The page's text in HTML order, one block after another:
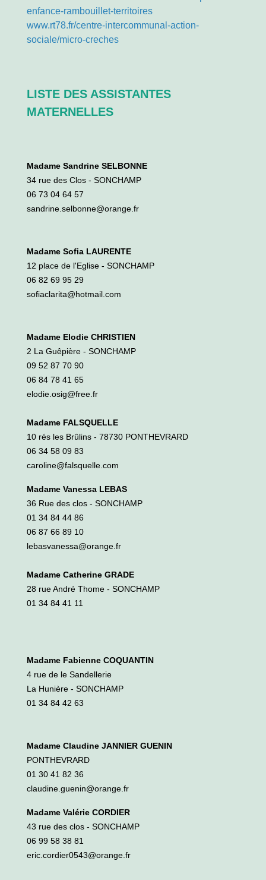
enfance-rambouillet-territoires
www.rt78.fr/centre-intercommunal-action-
sociale/micro-creches
LISTE DES ASSISTANTES
MATERNELLES
Madame Sandrine SELBONNE
34 rue des Clos - SONCHAMP
06 73 04 64 57
sandrine.selbonne@orange.fr
Madame Sofia LAURENTE
12 place de l'Eglise - SONCHAMP
06 82 69 95 29
sofiaclarita@hotmail.com
Madame Elodie CHRISTIEN
2 La Guêpière - SONCHAMP
09 52 87 70 90
06 84 78 41 65
elodie.osig@free.fr
Madame FALSQUELLE
10 rés les Brûlins - 78730 PONTHEVRARD
06 34 58 09 83
caroline@falsquelle.com
Madame Vanessa LEBAS
36 Rue des clos - SONCHAMP
01 34 84 44 86
06 87 66 89 10
lebasvanessa@orange.fr
Madame Catherine GRADE
28 rue André Thome - SONCHAMP
01 34 84 41 11
Madame Fabienne COQUANTIN
4 rue de le Sandellerie
La Hunière - SONCHAMP
01 34 84 42 63
Madame Claudine JANNIER GUENIN
PONTHEVRARD
01 30 41 82 36
claudine.guenin@orange.fr
Madame Valérie CORDIER
43 rue des clos - SONCHAMP
06 99 58 38 81
eric.cordier0543@orange.fr